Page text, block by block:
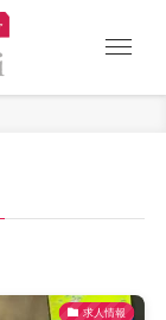
求人情報